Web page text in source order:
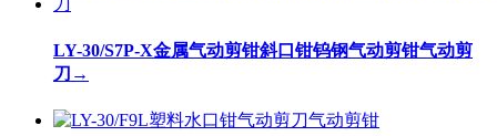
LY-30/S7P-X金属气动剪钳斜口钳钨钢气动剪钳气动剪
刀 →